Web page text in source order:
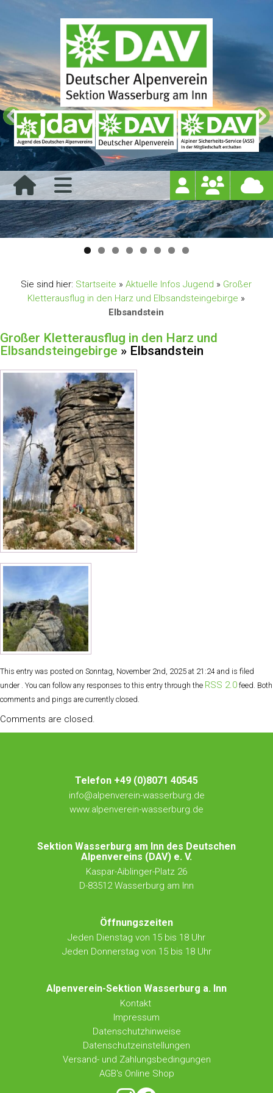
Sie sind hier: Startseite »Aktuelle Infos Jugend » Großer
Kletterausflug in den Harz und Elbsandsteingebirge »
Elbsandstein
Großer Kletterausflug in den Harz und
Elbsandsteingebirge » Elbsandstein
This entry was posted on Sonntag, November 2nd, 2025 at 21:24 and is filed
under . You can follow any responses to this entry through the RSS 2.0 feed. Both
comments and pings are currently closed.
Comments are closed.
Telefon +49 (0)8071 40545
info@alpenverein-wasserburg.de
www.alpenverein-wasserburg.de
Sektion Wasserburg am Inn des Deutschen
Alpenvereins (DAV) e. V.
Kaspar-Aiblinger-Platz 26
D-83512 Wasserburg am Inn
Öffnungszeiten
Jeden Dienstag von 15 bis 18 Uhr
Jeden Donnerstag von 15 bis 18 Uhr
Alpenverein-Sektion Wasserburg a. Inn
Kontakt
Impressum
Datenschutzhinweise
Datenschutzeinstellungen
Versand- und Zahlungsbedingungen
AGB's Online Shop